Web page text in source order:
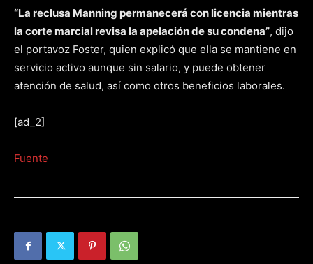
“La reclusa Manning permanecerá con licencia mientras
la corte marcial revisa la apelación de su condena”, dijo
el portavoz Foster, quien explicó que ella se mantiene en
servicio activo aunque sin salario, y puede obtener
atención de salud, así como otros beneficios laborales.
[ad_2]
Fuente